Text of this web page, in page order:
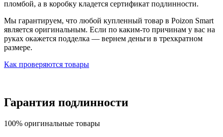
пломбой, а в коробку кладется сертификат подлинности.
Мы гарантируем, что любой купленный товар в Poizon Smart
является оригинальным. Если по каким-то причинам у вас на
руках окажется подделка — вернем деньги в трехкратном
размере.
Как проверяются товары
Гарантия подлинности
100% оригинальные товары